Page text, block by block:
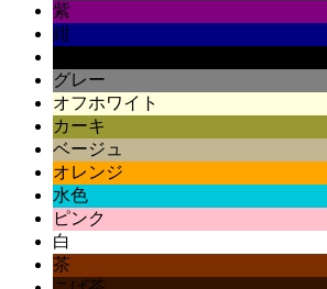
紫
紺
グレー
オフホワイト
カーキ
ベージュ
オレンジ
水色
ピンク
白
茶